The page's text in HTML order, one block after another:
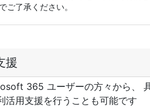
ご了承ください。
援
365 ユーザーの方々から、
活用支援を行うことも可能です